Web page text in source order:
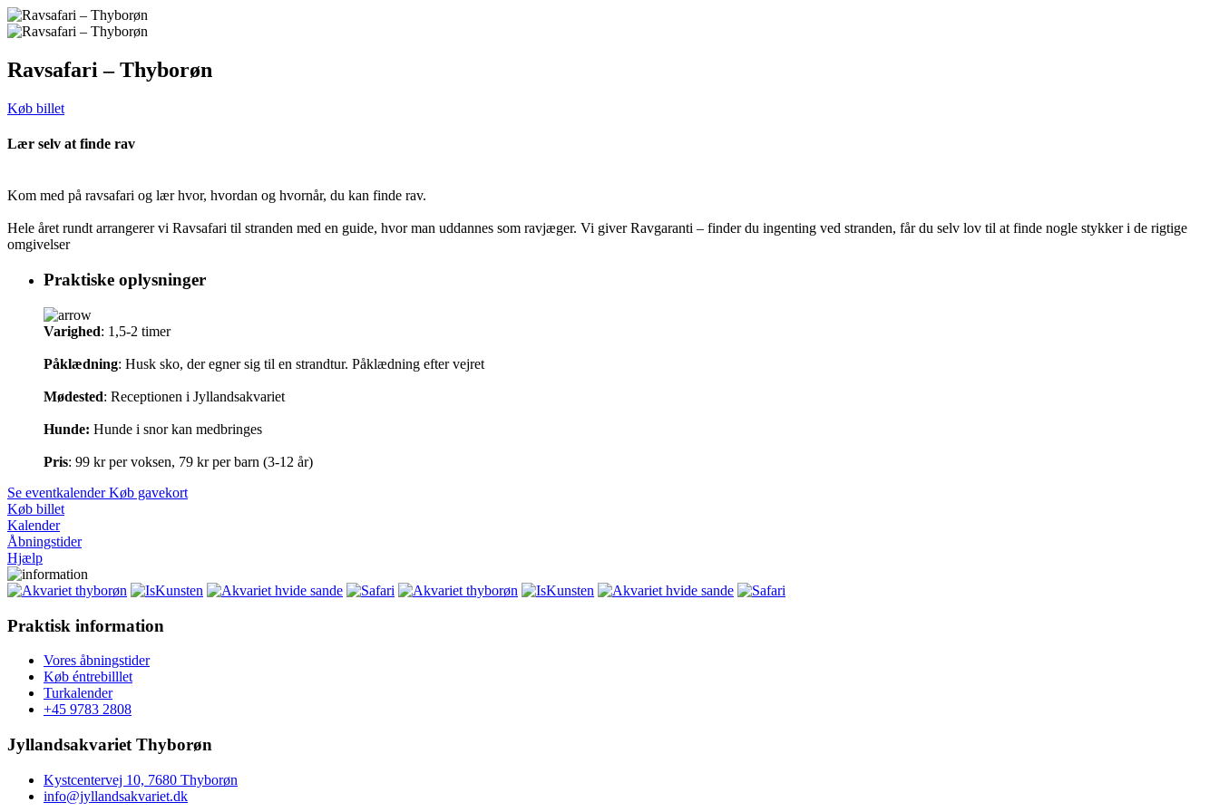
Ravsafari – Thyborøn
Køb billet
Lær selv at finde rav
Kom med på ravsafari og lær hvor, hvordan og hvornår, du kan finde rav.
Hele året rundt arrangerer vi Ravsafari til stranden med en guide, hvor man uddannes som ravjæger. Vi giver Ravgaranti – finder du ingenting ved stranden, får du selv lov til at finde nogle stykker i de rigtige
omgivelser
Praktiske oplysninger
Varighed: 1,5-2 timer
Påklædning: Husk sko, der egner sig til en strandtur. Påklædning efter vejret
Mødested: Receptionen i Jyllandsakvariet
Hunde: Hunde i snor kan medbringes
Pris: 99 kr per voksen, 79 kr per barn (3-12 år)
Se eventkalenderKøb gavekort
Køb billet
Kalender
Åbningstider
Hjælp
Praktisk information
Vores åbningstider
Køb éntrebilllet
Turkalender
+45 9783 2808
Jyllandsakvariet Thyborøn
Kystcentervej 10, 7680 Thyborøn
info@jyllandsakvariet.dk